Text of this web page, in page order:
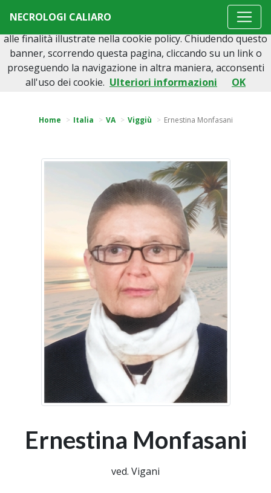
NECROLOGI CALIARO
Torna indietro
Home Italia VA Viggiù Ernestina Monfasani
Ernestina Monfasani
ved. Vigani
Questo sito o gli strumenti terzi da questo utilizzati si
avvalgono di cookie necessari al funzionamento ed utili
alle finalità illustrate nella cookie policy. Chiudendo questo
banner, scorrendo questa pagina, cliccando su un link o
proseguendo la navigazione in altra maniera, acconsenti
all'uso dei cookie. Ulteriori informazioni OK